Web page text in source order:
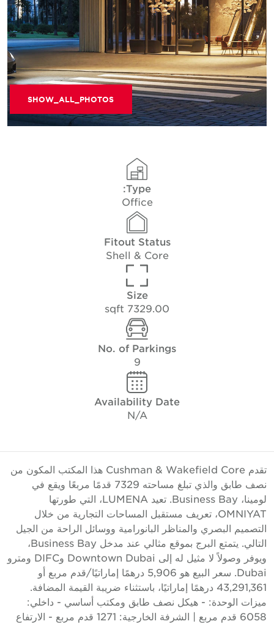
SHOW_ALL_PHOTOS
Type:
Office
Fitout Status
Shell & Core
Size
7329.00 sqft
No. of Parkings
Availability Date
N/A
تقدم Cushman & Wakefield Core هذا المكتب المكون من
نصف طابق والذي تبلغ مساحته 7329 قدمًا مربعًا ويقع في
لومينا، Business Bay. تعيد LUMENA، التي طورتها
OMNIYAT، تعريف مستقبل المساحات التجارية من خلال
التصميم البصري والمناظر البانورامية ووسائل الراحة من الجيل
التالي. يتمتع البرج بموقع مثالي عند مدخل Business Bay،
ويوفر وصولاً لا مثيل له إلى Downtown Dubai وDIFC ومترو
Dubai. سعر البيع هو 5,906 درهمًا إماراتيًا/قدم مربع أو
43,291,361 درهمًا إماراتيًا، باستثناء ضريبة القيمة المضافة.
ميزات الوحدة: - هيكل نصف طابق ومكتب أساسي - داخلي:
6058 قدم مربع | الشرفة الخارجية: 1271 قدم مربع - الارتفاع